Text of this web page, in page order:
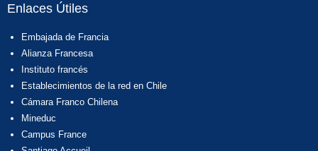
Enlaces Útiles
Embajada de Francia
Alianza Francesa
Instituto francés
Establecimientos de la red en Chile
Cámara Franco Chilena
Mineduc
Campus France